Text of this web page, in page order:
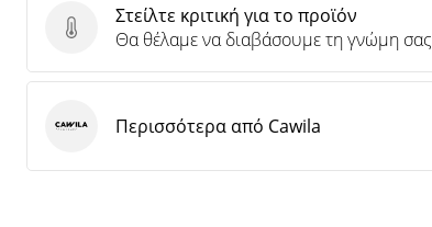
Στείλτε κριτική για το προϊόν
Στείλτε κριτική για το προϊόν
Θα θέλαμε να διαβάσουμε τη γνώμη σας
CawilaΠερισσότερα από Cawila